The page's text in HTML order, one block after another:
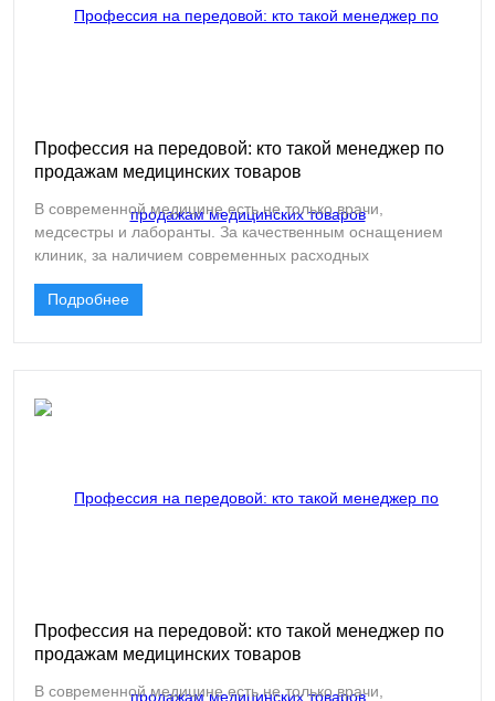
Профессия на передовой: кто такой менеджер по
продажам медицинских товаров
В современной медицине есть не только врачи,
медсестры и лаборанты. За качественным оснащением
клиник, за наличием современных расходных
операционной именно тогда, когда он необходим, стоят
менеджеры по продажам медицинских товаров.
Подробнее
Профессия на передовой: кто такой менеджер по
продажам медицинских товаров
В современной медицине есть не только врачи,